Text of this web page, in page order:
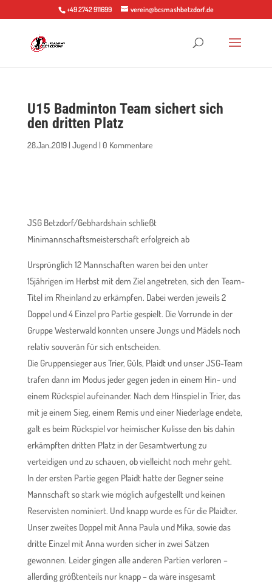
+49 2742 911699 verein@bcsmashbetzdorf.de
U15 Badminton Team sichert sich
den dritten Platz
28.Jan..2019| Jugend | 0 Kommentare
JSG Betzdorf/Gebhardshain schließt
Minimannschaftsmeisterschaft erfolgreich ab
Ursprünglich 12 Mannschaften waren bei den unter
15jährigen im Herbst mit dem Ziel angetreten, sich den Team-
Titel im Rheinland zu erkämpfen. Dabei werden jeweils 2
Doppel und 4 Einzel pro Partie gespielt. Die Vorrunde in der
Gruppe Westerwald konnten unsere Jungs und Mädels noch
relativ souverän für sich entscheiden.
Die Gruppensieger aus Trier, Güls, Plaidt und unser JSG-Team
trafen dann im Modus jeder gegen jeden in einem Hin- und
einem Rückspiel aufeinander. Nach dem Hinspiel in Trier, das
mit je einem Sieg, einem Remis und einer Niederlage endete,
galt es beim Rückspiel vor heimischer Kulisse den bis dahin
erkämpften dritten Platz in der Gesamtwertung zu
verteidigen und zu schauen, ob vielleicht noch mehr geht.
In der ersten Partie gegen Plaidt hatte der Gegner seine
Mannschaft so stark wie möglich aufgestellt und keinen
Reservisten nominiert. Und knapp wurde es für die Plaidter.
Unser zweites Doppel mit Anna Paula und Mika, sowie das
dritte Einzel mit Anna wurden sicher in zwei Sätzen
gewonnen. Leider gingen alle anderen Partien verloren –
allerding größtenteils nur knapp – da wäre insgesamt